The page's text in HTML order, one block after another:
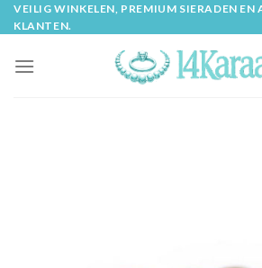
Skip
to
VEILIG WINKELEN, PREMIUM SIERADEN EN
KLANTEN.